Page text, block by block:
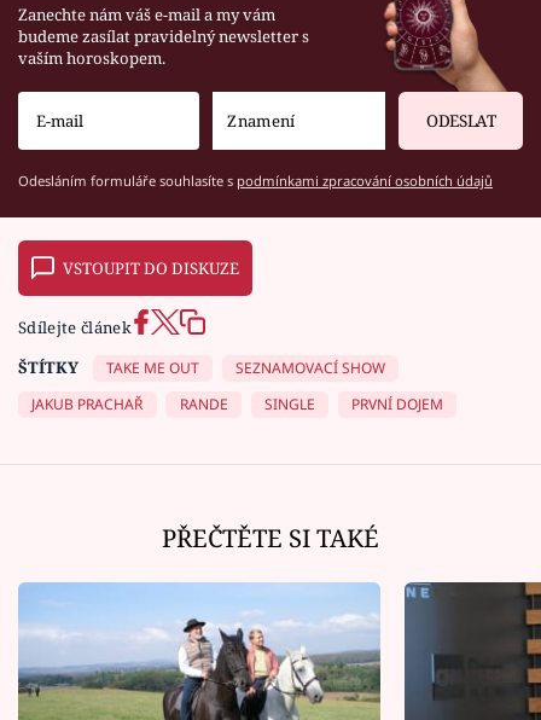
Zanechte nám váš e-mail a my vám
budeme zasílat pravidelný newsletter s
vaším horoskopem.
ODESLAT
Odesláním formuláře souhlasíte s podmínkami zpracování osobních údajů
VSTOUPIT DO DISKUZE
Sdílejte článek
ŠTÍTKY
TAKE ME OUT
SEZNAMOVACÍ SHOW
JAKUB PRACHAŘ
RANDE SINGLE PRVNÍ DOJEM
PŘEČTĚTE SI TAKÉ